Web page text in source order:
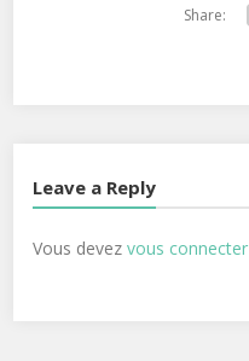
Share:
Leave a Reply
Vous devezvous connecter